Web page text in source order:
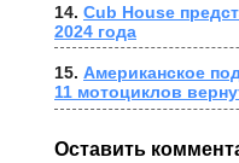
14. Cub House
2024 года
15. Американское
11 мотоциклов
Оставить